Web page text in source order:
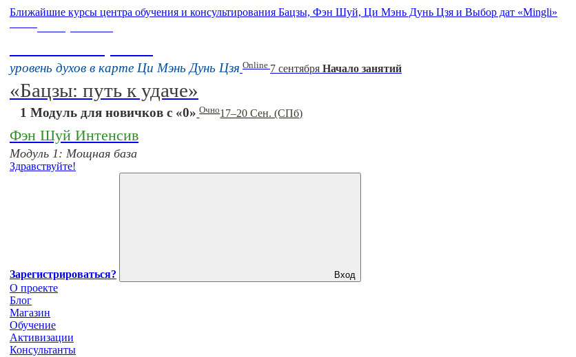
Ближайшие курсы центра обучения и консультирования Бацзы, Фэн Шуй, Ци Мэнь Дунь Цзя и Выбор дат «Mingli»
уровень духов в карте Ци Мэнь Дунь Цзя Online 7 сентября Начало занятий
«Бацзы: путь к удаче»
1 Модуль для новичков с «0» Очно17–20 Сен. (СПб)
Фэн Шуй Интенсив
Модуль 1: Мощная база
Здравствуйте!
Зарегистрироваться? Вход
О проекте
Блог
Магазин
Обучение
Активизации
Консультанты